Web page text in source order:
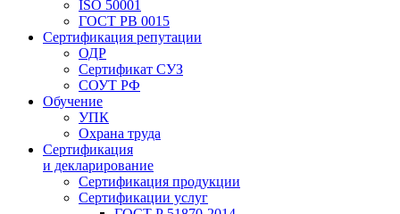
ISO 50001
ГОСТ РВ 0015
Сертификация репутации
ОДР
Сертификат СУЗ
СОУТ РФ
Обучение
УПК
Охрана труда
Сертификация
и декларирование
Сертификация продукции
Сертификации услуг